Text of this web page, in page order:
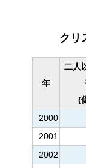
クリ
年
二人
(
2000
2001
2002